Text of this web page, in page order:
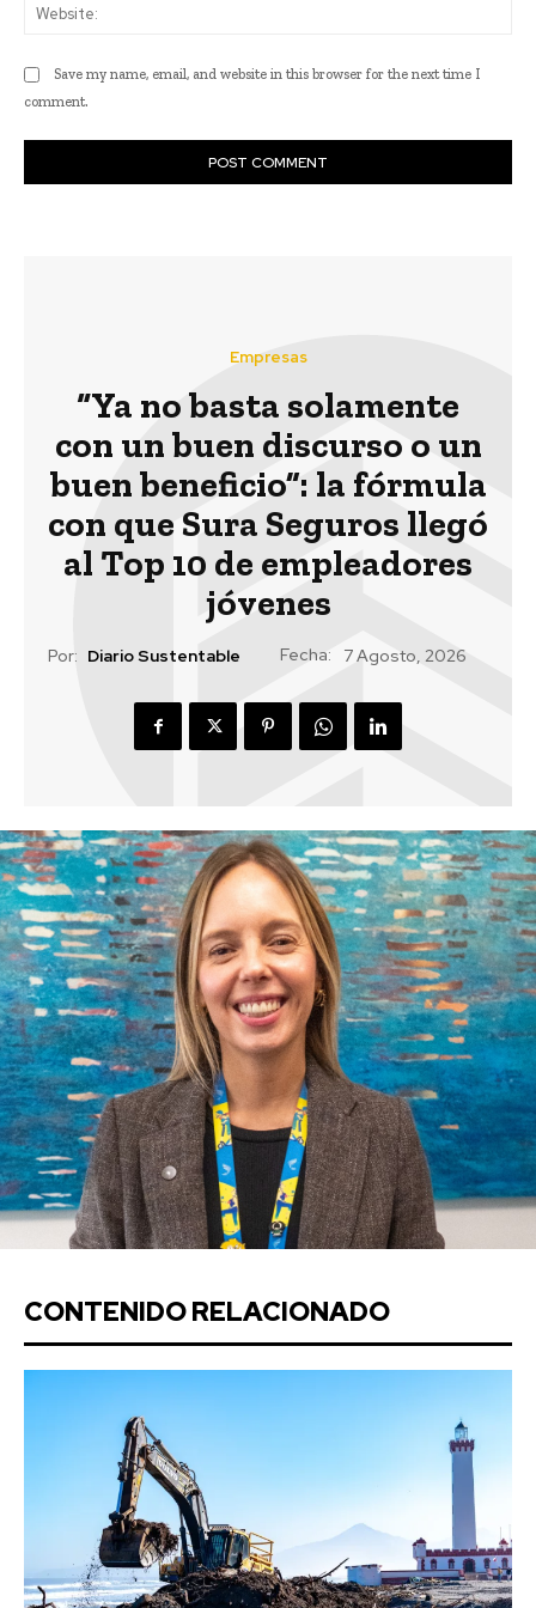
Save my name, email, and website in this browser for the next time I
comment.